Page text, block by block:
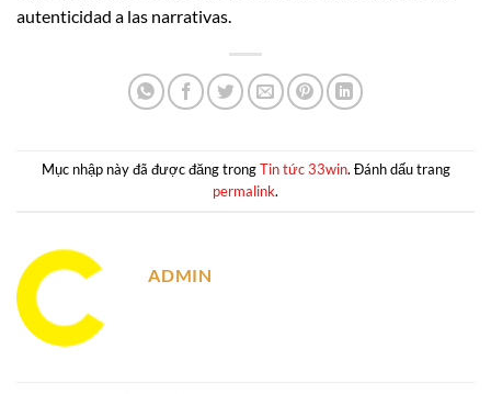
autenticidad a las narrativas.
Mục nhập này đã được đăng trongTin tức 33win. Đánh dấu trang
permalink.
ADMIN